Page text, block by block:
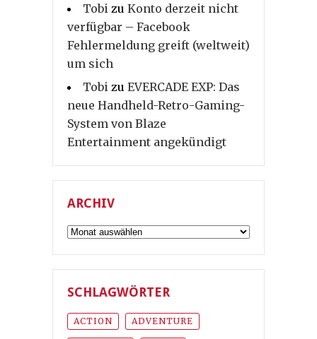
Tobi zu Konto derzeit nicht
verfügbar – Facebook
Fehlermeldung greift (weltweit)
um sich
Tobi zu EVERCADE EXP: Das
neue Handheld-Retro-Gaming-
System von Blaze
Entertainment angekündigt
ARCHIV
Archiv
SCHLAGWÖRTER
ACTION ADVENTURE